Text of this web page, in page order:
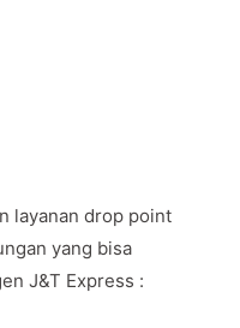
layanan drop point
yang bisa
J&T Express :